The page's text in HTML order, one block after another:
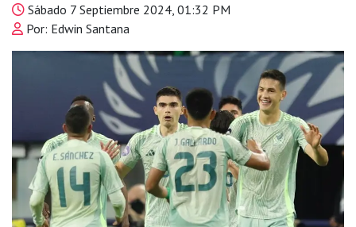
Sábado 7 Septiembre 2024, 01:32 PM
Por: Edwin Santana